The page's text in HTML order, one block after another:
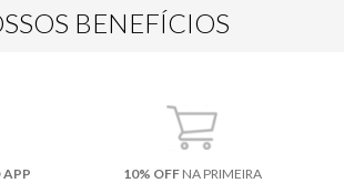
BENEFÍCIOS
APP 10% OFFNA PRIMEIRA